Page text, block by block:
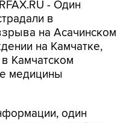
на Асачинском
на Камчатке,
Камчатском
медицины
один
состоянии,